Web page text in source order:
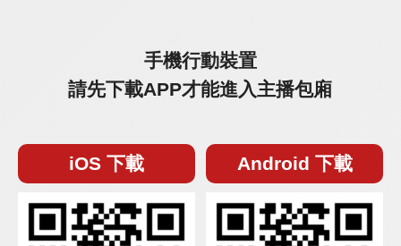
手機行動裝置
請先下載APP才能進入主播包廂
iOS 下載 Android 下載